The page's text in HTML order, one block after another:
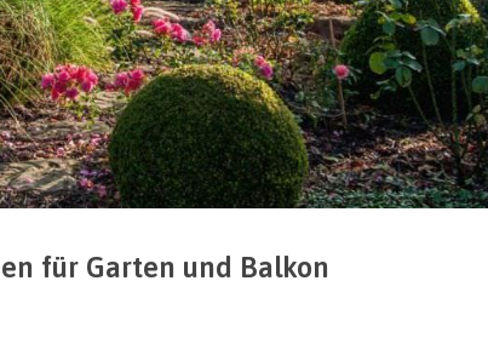
für Garten und Balkon